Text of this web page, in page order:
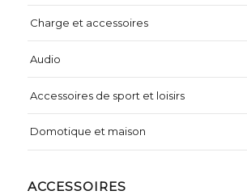
Charge et accessoires
Audio
Accessoires de sport et loisirs
Domotique et maison
ACCESSOIRES